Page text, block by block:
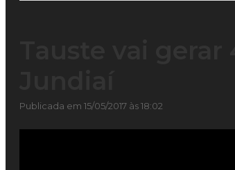
Publicada em 15/05/2017 às 18:02